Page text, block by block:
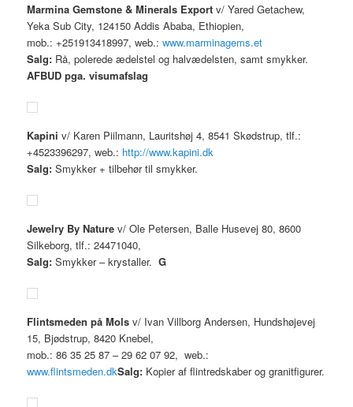
Marmina Gemstone & Minerals Export v/ Yared Getachew,
Yeka Sub City, 124150 Addis Ababa, Ethiopien,
mob.: +251913418997, web.:www.marminagems.et
Salg: Rå, polerede ædelstel og halvædelsten, samt smykker.
AFBUD pga. visumafslag
Kapini v/ Karen Piilmann, Lauritshøj 4, 8541 Skødstrup, tlf.:
+4523396297, web.: http://www.kapini.dk
Salg: Smykker + tilbehør til smykker.
Jewelry By Nature v/ Ole Petersen, Balle Husevej 80, 8600
Silkeborg, tlf.: 24471040,
Salg: Smykker – krystaller.G
Flintsmeden på Mols v/ Ivan Villborg Andersen, Hundshøjevej
15, Bjødstrup, 8420 Knebel,
mob.: 86 35 25 87 – 29 62 07 92, web.:
www.flintsmeden.dkSalg: Kopier af flintredskaber og granitfigurer.